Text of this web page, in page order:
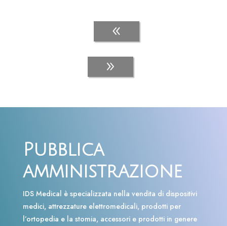
Pubblica
amministrazione
IDS Medical è specializzata nella vendita di dispositivi
medici, attrezzature elettromedicali, prodotti per
l’ortopedia e la stomia, accessori e prodotti in genere